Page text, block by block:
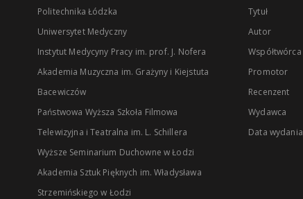
Politechnika Łódzka
Uniwersytet Medyczny
Instytut Medycyny Pracy im. prof. J. Nofera
Akademia Muzyczna im. Grażyny i Kiejstuta
Bacewiczów
Państwowa Wyższa Szkoła Filmowa
Telewizyjna i Teatralna im. L. Schillera
Wyższe Seminarium Duchowne w Łodzi
Akademia Sztuk Pięknych im. Władysława
Strzemińskiego w Łodzi
Tytuł
Autor
Współtwórca
Promotor
Recenzent
Wydawca
Data wydania